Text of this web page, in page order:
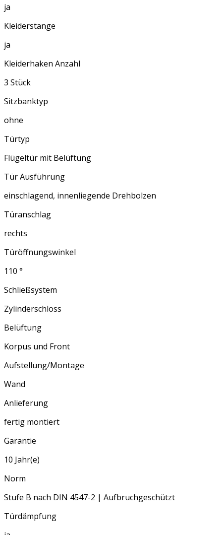
ja
Kleiderstange
ja
Kleiderhaken Anzahl
3 Stück
Sitzbanktyp
ohne
Türtyp
Flügeltür mit Belüftung
Tür Ausführung
einschlagend, innenliegende Drehbolzen
Türanschlag
rechts
Türöffnungswinkel
110 °
Schließsystem
Zylinderschloss
Belüftung
Korpus und Front
Aufstellung/Montage
Wand
Anlieferung
fertig montiert
Garantie
10 Jahr(e)
Norm
Stufe B nach DIN 4547-2 | Aufbruchgeschützt
Türdämpfung